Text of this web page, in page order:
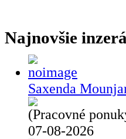
Najnovšie
Saxenda
(Pracovné
07-08-2026